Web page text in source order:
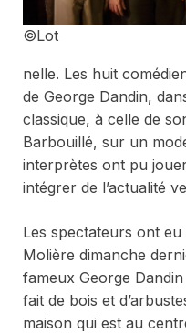
©Lot
nelle. Les huit
de George Dandin,
classique, à celle de
Barbouillé, sur un
interprètes ont pu
intégrer de l’actualité
Les spectateurs ont
Molière dimanche
fameux George Dandin
fait de bois et
maison qui est au